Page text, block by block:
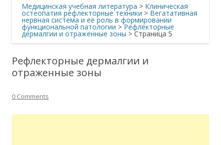
Медицинская учебная литература > Клиническая
остеопатия рефлекторные техники > Вегатативная
нервная система и её роль в формировании
функциональной патологии >Рефлекторные
дермалгии и отраженные зоны > Страница 5
Рефлекторные дермалгии и
отраженные зоны
0 Comments